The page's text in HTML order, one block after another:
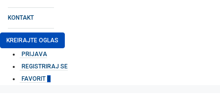
KONTAKT
KREIRAJTE OGLAS
PRIJAVA
REGISTRIRAJ SE
FAVORIT 0